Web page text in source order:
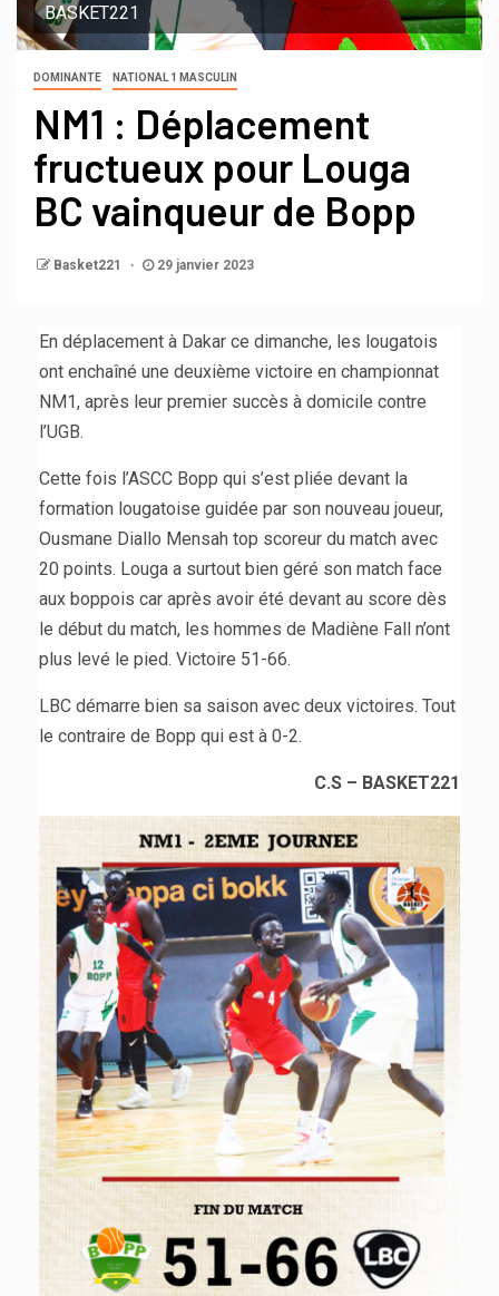
BASKET221
DOMINANTE NATIONAL 1 MASCULIN
NM1 : Déplacement
fructueux pour Louga
BC vainqueur de Bopp
Basket221 29 janvier 2023
En déplacement à Dakar ce dimanche, les lougatois
ont enchaîné une deuxième victoire en championnat
NM1, après leur premier succès à domicile contre
l’UGB.
Cette fois l’ASCC Bopp qui s’est pliée devant la
formation lougatoise guidée par son nouveau joueur,
Ousmane Diallo Mensah top scoreur du match avec
20 points. Louga a surtout bien géré son match face
aux boppois car après avoir été devant au score dès
le début du match, les hommes de Madiène Fall n’ont
plus levé le pied. Victoire 51-66.
LBC démarre bien sa saison avec deux victoires. Tout
le contraire de Bopp qui est à 0-2.
C.S – BASKET221